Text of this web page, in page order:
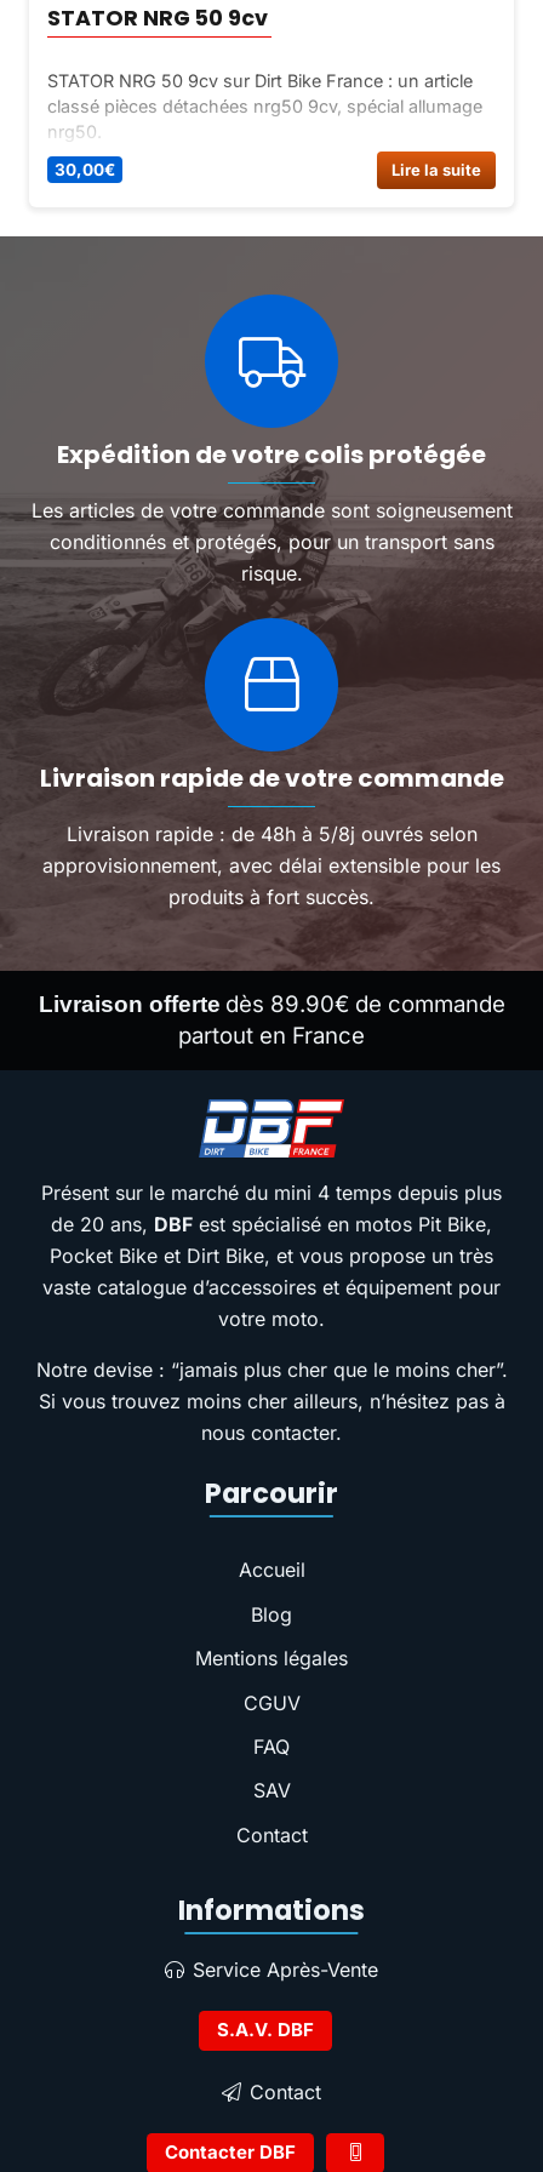
STATOR NRG 50 9cv
STATOR NRG 50 9cv sur Dirt Bike France : un article
classé pièces détachées nrg50 9cv, spécial allumage
nrg50.
30,00€ Lire la suite
Expédition de votre colis protégée
Les articles de votre commande sont soigneusement
conditionnés et protégés, pour un transport sans
risque.
Livraison rapide de votre commande
Livraison rapide : de 48h à 5/8j ouvrés selon
approvisionnement, avec délai extensible pour les
produits à fort succès.
Livraison offerte dès 89.90€ de commande
partout en France
Présent sur le marché du mini 4 temps depuis plus
de 20 ans, DBF est spécialisé en motos Pit Bike,
Pocket Bike et Dirt Bike, et vous propose un très
vaste catalogue d’accessoires et équipement pour
votre moto.
Notre devise : “jamais plus cher que le moins cher”.
Si vous trouvez moins cher ailleurs, n’hésitez pas à
nous contacter.
Parcourir
Accueil
Blog
Mentions légales
CGUV
FAQ
SAV
Contact
Informations
Service Après-Vente
S.A.V. DBF
Contact
Contacter DBF